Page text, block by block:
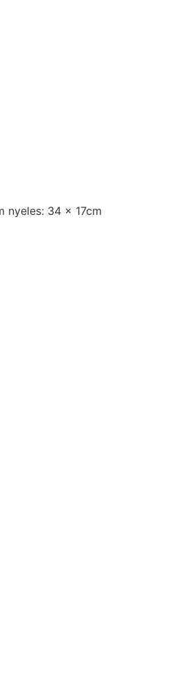
nyeles: 34 x 17cm